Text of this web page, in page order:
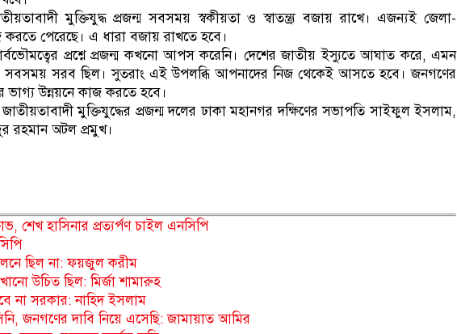
মুক্তিযুদ্ধ প্রজন্ম সবসময় স্বকীয়তা ও স্বাতন্ত্র্য বজায় রাখে। এজন্যই জেলা-
করতে পেরেছে। এ ধারা বজায় রাখতে হবে।
প্রশ্নে প্রজন্ম কখনো আপস করেনি। দেশের জাতীয় ইস্যুতে আঘাত করে, এমন
দল সবসময় সরব ছিল। সুতরাং এই উপলব্ধি আপনাদের নিজ থেকেই আসতে হবে। জনগণের
ভাগ্য উন্নয়নে কাজ করতে হবে।
মুক্তিযুদ্ধের প্রজন্ম দলের ঢাকা মহানগর দক্ষিণের সভাপতি সাইফুল ইসলাম,
রহমান অটল প্রমুখ।
শেখ হাসিনার প্রত্যর্পণ চাইল এনসিপি
ছিল না: ফয়জুল করীম
উচিত ছিল: মির্জা শামারুহ
না সরকার: নাহিদ ইসলাম
জনগণের দাবি নিয়ে এসেছি: জামায়াত আমির